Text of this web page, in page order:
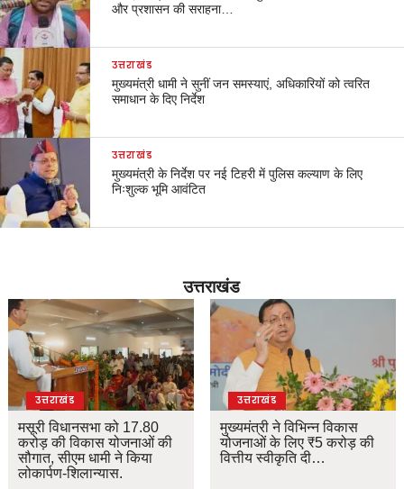
और प्रशासन की सराहना…
उत्तराखंड
मुख्यमंत्री धामी ने सुनीं जन समस्याएं, अधिकारियों को त्वरित
समाधान के दिए निर्देश
उत्तराखंड
मुख्यमंत्री के निर्देश पर नई टिहरी में पुलिस कल्याण के लिए
निःशुल्क भूमि आवंटित
उत्तराखंड
उत्तराखंड
मसूरी विधानसभा को 17.80
करोड़ की विकास योजनाओं की
सौगात, सीएम धामी ने किया
लोकार्पण-शिलान्यास.
उत्तराखंड
मुख्यमंत्री ने विभिन्न विकास
योजनाओं के लिए ₹5 करोड़ की
वित्तीय स्वीकृति दी…